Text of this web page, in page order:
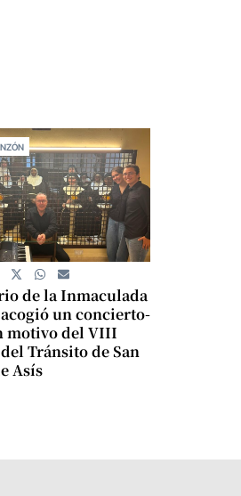
de la Inmaculada
un concierto-
motivo del VIII
Tránsito de San
Asís